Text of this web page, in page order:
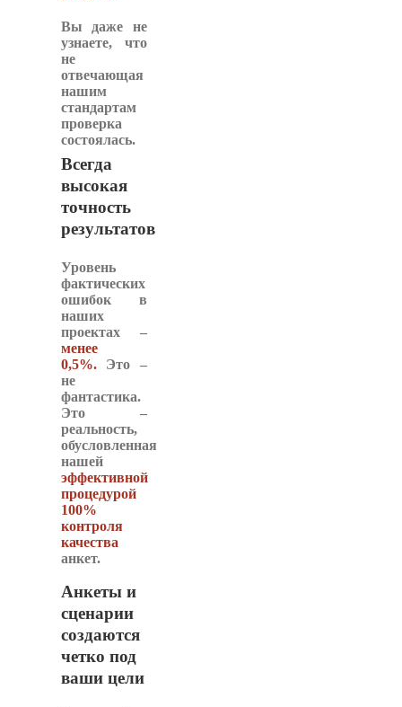
Вы даже не
узнаете, что
не
отвечающая
нашим
стандартам
проверка
состоялась.
Всегда
высокая
точность
результатов
Уровень
фактических
ошибок в
наших
проектах –
менее
0,5%. Это –
не
фантастика.
Это –
реальность,
обусловленная
нашей
эффективной
процедурой
100%
контроля
качества
анкет.
Анкеты и
сценарии
создаются
четко под
ваши цели